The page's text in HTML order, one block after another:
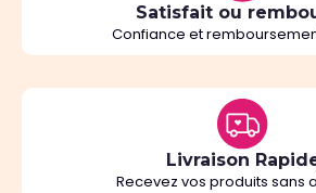
Satisfait ou
Confiance et
Livraison
Recevez vos produits sans